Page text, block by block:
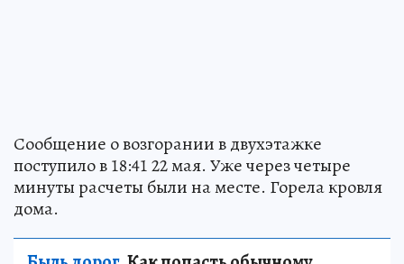
Сообщение о возгорании в двухэтажке
поступило в 18:41 22 мая. Уже через четыре
минуты расчеты были на месте. Горела кровля
дома.